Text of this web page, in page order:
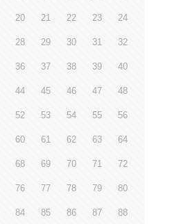
20 21 22 23 24
28 29 30 31 32
36 37 38 39 40
44 45 46 47 48
52 53 54 55 56
60 61 62 63 64
68 69 70 71 72
76 77 78 79 80
84 85 86 87 88